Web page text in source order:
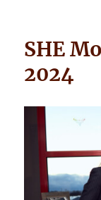
SHE
2024